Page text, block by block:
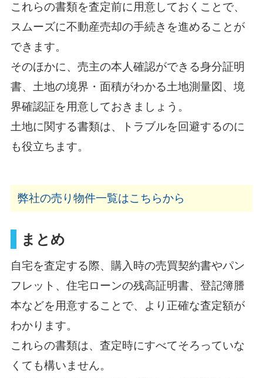
これらの書類を査定前に用意しておくことで、
スムーズに不動産売却の手続きを進めることが
できます。
そのほかに、売主の本人確認ができる身分証明
書、土地の境界・面積がわかる土地測量図、境
界確認証を用意しておきましょう。
土地に関する書類は、トラブルを回避するのに
も役立ちます。
弊社の売り物件一覧はこちらから
まとめ
自宅を査定する際、購入時の売買契約書やパン
フレット、住宅ローンの残高証明書、登記簿謄
本などを用意することで、より正確な査定額が
わかります。
これらの書類は、査定時にすべてそろっていな
くても構いません。